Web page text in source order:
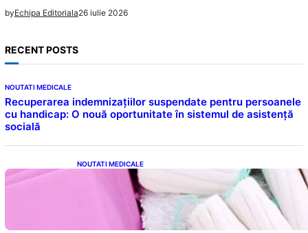
byEchipa Editoriala26 iulie 2026
RECENT POSTS
NOUTATI MEDICALE
Recuperarea indemnizațiilor suspendate pentru persoanele
cu handicap: O nouă oportunitate în sistemul de asistență
socială
NOUTATI MEDICALE
Tampoanele menstruale: O analiză profundă
a riscurilor legate de metale toxice